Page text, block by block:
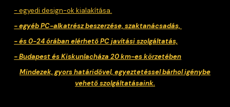
- egyedi design-ok kialakítása.
- egyéb PC-alkatrész beszerzése, szaktanácsadás,
- és 0-24 órában elérhető PC javítási szolgáltatás,
- Budapest és Kiskunlacháza 20 km-es körzetében
Mindezek, gyors határidővel, egyeztetéssel bárhol igénybe
vehető szolgáltatásaink.